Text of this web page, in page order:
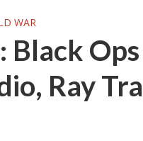
WAR
Black
Ray